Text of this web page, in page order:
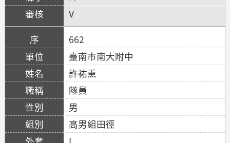
V
662
臺南市南大附中
許祐熏
隊員
男
高男組田徑